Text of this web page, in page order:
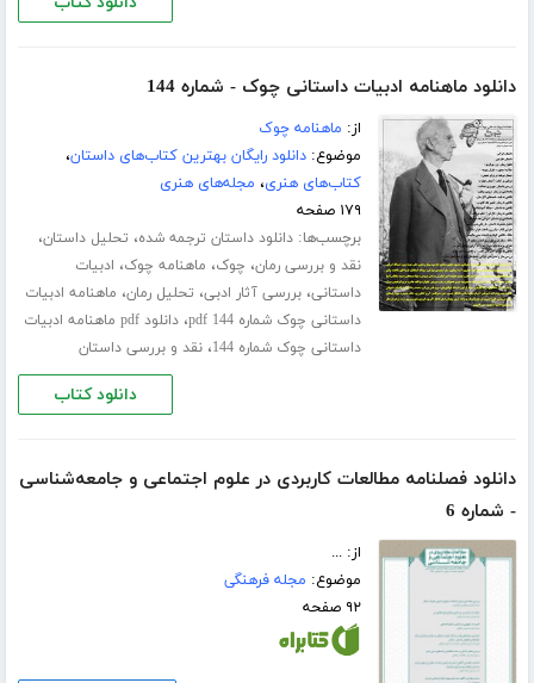
دانلود ماهنامه ادبیات داستانی چوک - شماره 144
از: ماهنامه چوک
موضوع:دانلود رایگان بهترین کتاب‌های داستان،
کتاب‌های هنری، مجله‌های هنری
۱۷۹ صفحه
برچسب‌ها:دانلود داستان ترجمه شده، تحلیل داستان،
نقد و بررسی رمان، چوک، ماهنامه چوک، ادبیات
داستانی،بررسی آثار ادبی، تحلیل رمان، ماهنامه ادبیات
داستانی چوک شماره 144 pdf
،
دانلود pdf ماهنامه ادبیات
داستانی چوک شماره 144
،نقد و بررسی داستان
دانلود کتاب
دانلود فصلنامه مطالعات کاربردی در علوم اجتماعی و جامعه‌شناسی
- شماره 6
از: ...
موضوع: مجله فرهنگی
۹۲ صفحه